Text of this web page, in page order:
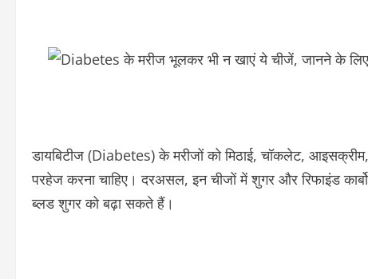
डायबिटीज (Diabetes) के मरीजों को मिठाई, चॉकलेट,
परहेज करना चाहिए। दरअसल, इन चीजों में शुगर और रिफाइंड
ब्लड शुगर को बढ़ा सकते हैं।